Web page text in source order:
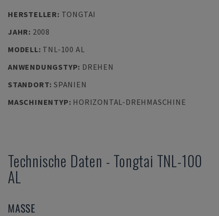
HERSTELLER: TONGTAI
JAHR: 2008
MODELL: TNL-100 AL
ANWENDUNGSTYP: DREHEN
STANDORT: SPANIEN
MASCHINENTYP: HORIZONTAL-DREHMASCHINE
Technische Daten - Tongtai TNL-100
AL
MASSE